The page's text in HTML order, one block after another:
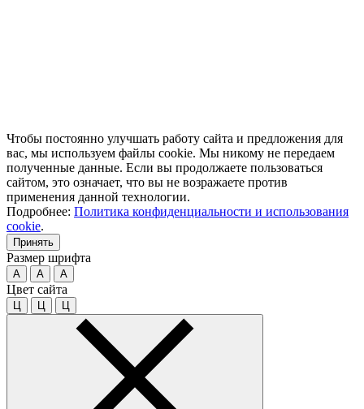
Чтобы постоянно улучшать работу сайта и предложения для
вас, мы используем файлы cookie. Мы никому не передаем
полученные данные. Если вы продолжаете пользоваться
сайтом, это означает, что вы не возражаете против
применения данной технологии.
Подробнее: Политика конфиденциальности и использования
cookie.
Принять
Размер шрифта
A A A
Цвет сайта
Ц Ц Ц